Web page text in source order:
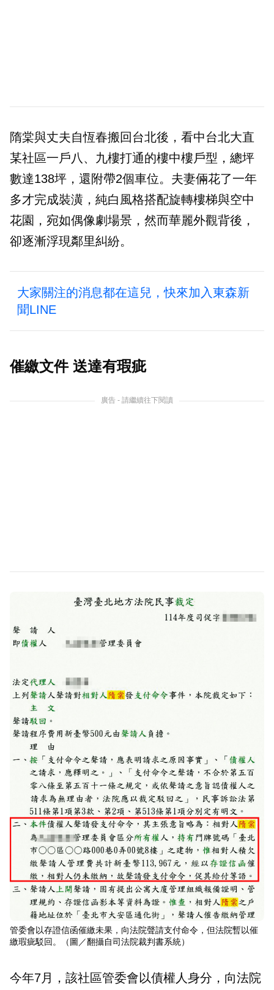
隋棠與丈夫自恆春搬回台北後，看中台北大直
某社區一戶八、九樓打通的樓中樓戶型，總坪
數達138坪，還附帶2個車位。夫妻倆花了一年
多才完成裝潢，純白風格搭配旋轉樓梯與空中
花園，宛如偶像劇場景，然而華麗外觀背後，
卻逐漸浮現鄰里糾紛。
大家關注的消息都在這兒，快來加入東森新
聞LINE
催繳文件 送達有瑕疵
廣告 - 請繼續往下閱讀
管委會以存證信函催繳未果，向法院聲請支付命令，但法院暫以催
繳瑕疵駁回。（圖／翻攝自司法院裁判書系統）
今年7月，該社區管委會以債權人身分，向法院